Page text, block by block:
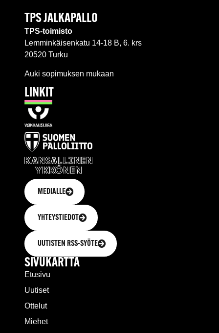
TPS JALKAPALLO
TPS-toimisto
Lemminkäisenkatu 14-18 B, 6. krs
20520 Turku
Auki sopimuksen mukaan
LINKIT
MEDIALLE
YHTEYSTIEDOT
UUTISTEN RSS-SYÖTE
SIVUKARTTA
Etusivu
Uutiset
Ottelut
Miehet